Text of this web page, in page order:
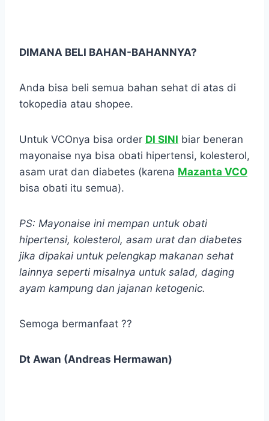
DIMANA BELI BAHAN-BAHANNYA?
Anda bisa beli semua bahan sehat di atas di
tokopedia atau shopee.
Untuk VCOnya bisa order DI SINI biar beneran
mayonaise nya bisa obati hipertensi, kolesterol,
asam urat dan diabetes (karena Mazanta VCO
bisa obati itu semua).
PS: Mayonaise ini mempan untuk obati
hipertensi, kolesterol, asam urat dan diabetes
jika dipakai untuk pelengkap makanan sehat
lainnya seperti misalnya untuk salad, daging
ayam kampung dan jajanan ketogenic.
Semoga bermanfaat ??
Dt Awan (Andreas Hermawan)